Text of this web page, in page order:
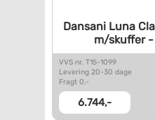
Dansani Luna
m/skuffer
VVS nr. T15-1099
Levering 20-30 dage
Fragt 0,-
6.744,-